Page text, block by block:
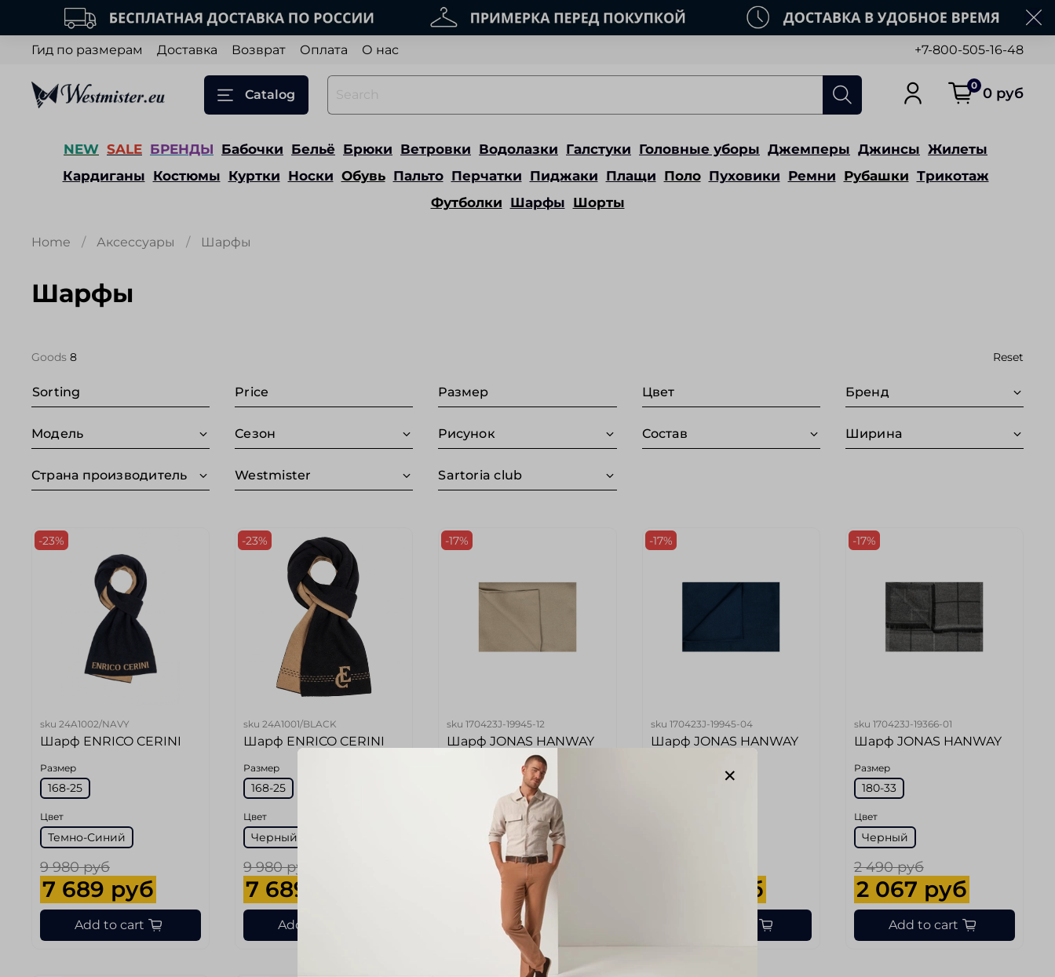
Гид по размерам Доставка Возврат Оплата О нас +7-800-505-16-48
Catalog
0 0 руб
NEW SALE БРЕНДЫ Бабочки Бельё Брюки Ветровки Водолазки Галстуки Головные уборы Джемперы Джинсы Жилеты
Кардиганы Костюмы Куртки Носки Обувь Пальто Перчатки Пиджаки Плащи Поло Пуховики Ремни Рубашки Трикотаж
Футболки Шарфы Шорты
Home Аксессуары Шарфы
Шарфы
Goods 8 Reset
Sorting Price Размер Цвет Бренд
Модель Сезон Рисунок Состав Ширина
Страна производитель Westmister Sartoria club
-23%
sku 24A1002/NAVY
Шарф ENRICO CERINI
Размер
168-25
Цвет
Темно-Синий
9 980 руб
7 689 руб
Add to cart
-23%
sku24A1001/BLACK
Шарф ENRICO CERINI
Размер
168-25
Цвет
Черный
9 980 руб
7 689 руб
Add to cart
-17%
sku170423J-19945-12
Шарф JONAS HANWAY
Бежевый
2 490 руб
2 067 руб
Add to cart
-17%
sku 170423J-19945-04
Шарф JONAS HANWAY
2 067 руб
-17%
sku 170423J-19366-01
Шарф JONAS HANWAY
Размер
180-33
Цвет
Черный
2 490 руб
2 067 руб
Add to cart